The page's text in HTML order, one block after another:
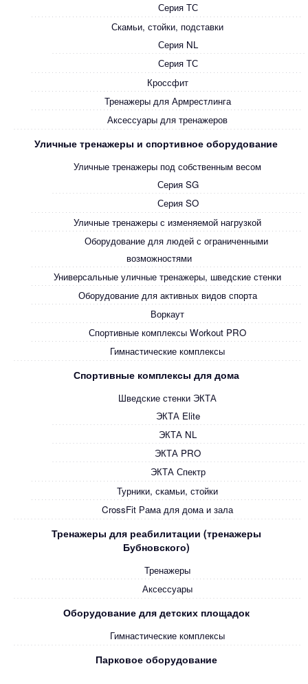
Серия ТС
Скамьи, стойки, подставки
Серия NL
Серия ТС
Кроссфит
Тренажеры для Армрестлинга
Аксессуары для тренажеров
Уличные тренажеры и спортивное оборудование
Уличные тренажеры под собственным весом
Серия SG
Серия SO
Уличные тренажеры с изменяемой нагрузкой
Оборудование для людей с ограниченными
возможностями
Универсальные уличные тренажеры, шведские стенки
Оборудование для активных видов спорта
Воркаут
Спортивные комплексы Workout PRO
Гимнастические комплексы
Спортивные комплексы для дома
Шведские стенки ЭКТА
ЭКТА Elite
ЭКТА NL
ЭКТА PRO
ЭКТА Спектр
Турники, скамьи, стойки
CrossFit Рама для дома и зала
Тренажеры для реабилитации (тренажеры
Бубновского)
Тренажеры
Аксессуары
Оборудование для детских площадок
Гимнастические комплексы
Парковое оборудование